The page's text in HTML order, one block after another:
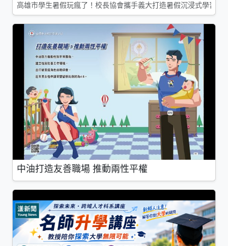
高雄市學生暑假玩瘋了！校長協會攜手義大打造暑假沉浸式學習基
中油打造友善職場 推動兩性平權